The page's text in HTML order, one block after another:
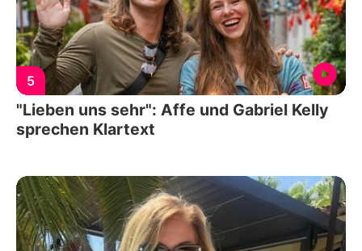
5
"Lieben uns sehr": Affe und Gabriel Kelly
sprechen Klartext